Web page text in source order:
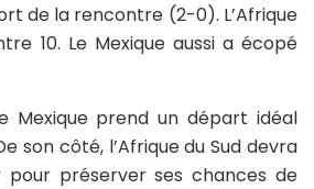
de la rencontre (2-0). L’Afrique
10. Le Mexique aussi a écopé
Mexique prend un départ idéal
son côté, l’Afrique du Sud devra
pour préserver ses chances de